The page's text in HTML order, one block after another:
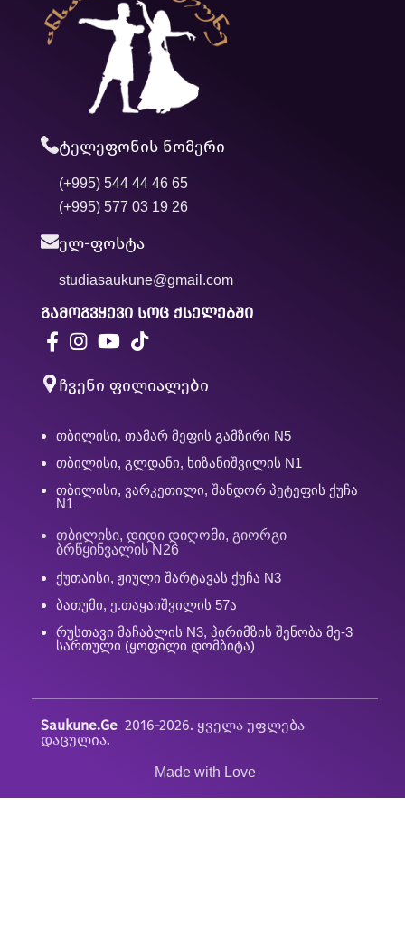
ტელეფონის ნომერი
(+995) 544 44 46 65
(+995) 577 03 19 26
ელ-ფოსტა
studiasaukune@gmail.com
გამოგვყევი სოც ქსელებში
ჩვენი ფილიალები
თბილისი, თამარ მეფის გამზირი N5
თბილისი, გლდანი, ხიზანიშვილის N1
თბილისი, ვარკეთილი, შანდორ პეტეფის ქუჩა
N1
თბილისი, დიდი დიღომი, გიორგი
ბრწყინვალის N26
ქუთაისი, ჟიული შარტავას ქუჩა N3
ბათუმი, ე.თაყაიშვილის 57ა
რუსთავი მაჩაბლის N3, პირიმზის შენობა მე-3
სართული (ყოფილი დომბიტა)
Saukune.Ge 2016-2026. ყველა უფლება
დაცულია.
Made with Love